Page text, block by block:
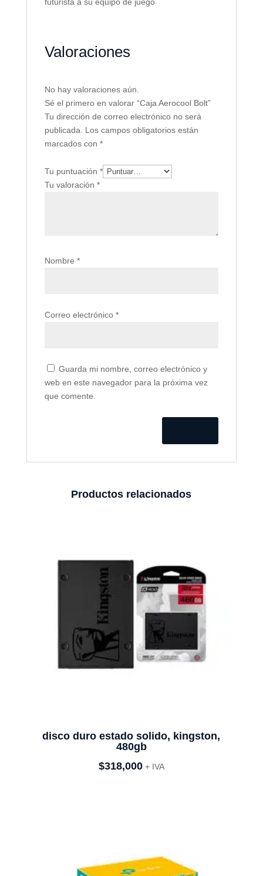
futurista a su equipo de juego
Valoraciones
No hay valoraciones aún.
Sé el primero en valorar “Caja Aerocool Bolt”
Tu dirección de correo electrónico no será
publicada. Los campos obligatorios están
marcados con *
Tu puntuación *
Tu valoración *
Nombre *
Correo electrónico *
Guarda mi nombre, correo electrónico y
web en este navegador para la próxima vez
que comente.
Productos relacionados
disco duro estado solido, kingston,
480gb
$318,000 + IVA